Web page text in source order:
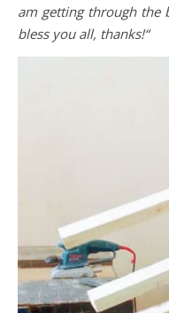
am getting through the
bless you all, thanks!“